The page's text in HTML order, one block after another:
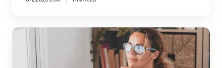
Voiko
ensiapukortin
suorittaa
netissä?